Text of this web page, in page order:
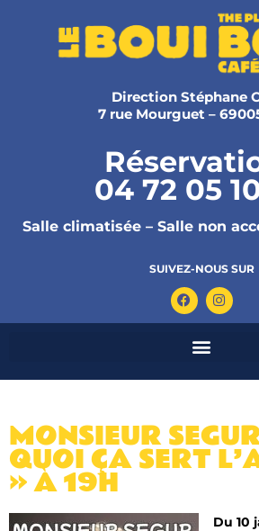
Direction Stéphane
7 rue Mourguet –
04 72 05
Salle climatisée – Salle non
SUIVEZ-NOUS SUR
MONSIEUR
QUOI ÇA SERT
» À 19H
Du 10